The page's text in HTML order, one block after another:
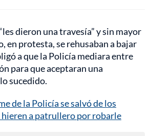
dieron una travesía” y sin mayor
en protesta, se rehusaban a bajar
a que la Policía mediara entre
para que aceptaran una
sucedido.
de la Policía se salvó de los
a patrullero por robarle